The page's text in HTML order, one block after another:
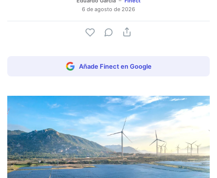
6 de agosto de 2026
Añade Finect en Google